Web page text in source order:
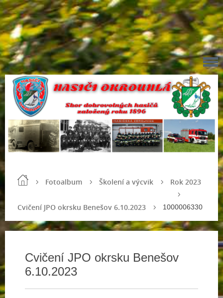
Fotoalbum Školení a výcvik Rok 2023
Cvičení JPO okrsku Benešov 6.10.2023 1000006330
Cvičení JPO okrsku Benešov
6.10.2023